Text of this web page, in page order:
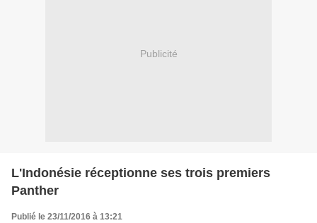
Publicité
L'Indonésie réceptionne ses trois premiers
Panther
Publié le 23/11/2016 à 13:21